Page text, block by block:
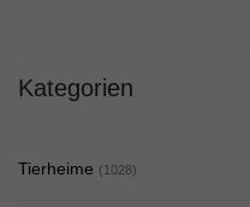
Kategorien
Tierheime (1028)